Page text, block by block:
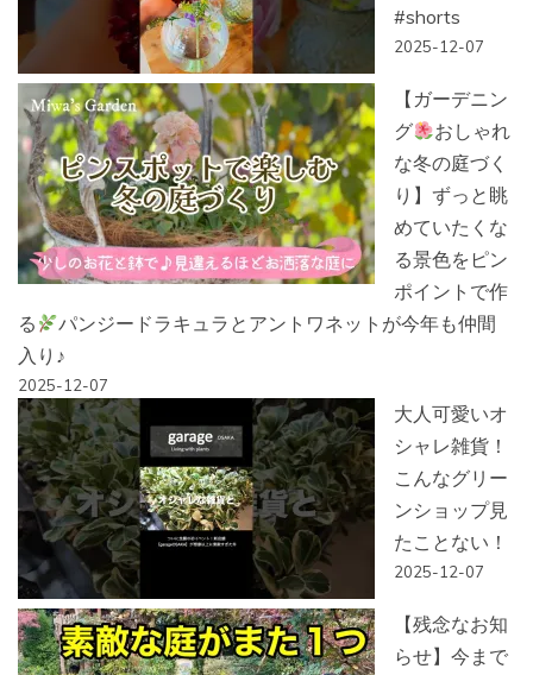
#shorts
2025-12-07
【ガーデニン
グ
おしゃれ
な冬の庭づく
り】ずっと眺
めていたくな
る景色をピン
ポイントで作
る
パンジードラキュラとアントワネットが今年も仲間
入り♪
2025-12-07
大人可愛いオ
シャレ雑貨！
こんなグリー
ンショップ見
たことない！
2025-12-07
【残念なお知
らせ】今まで